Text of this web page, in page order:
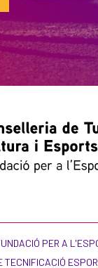
PER A
TECNIFICACIÓ